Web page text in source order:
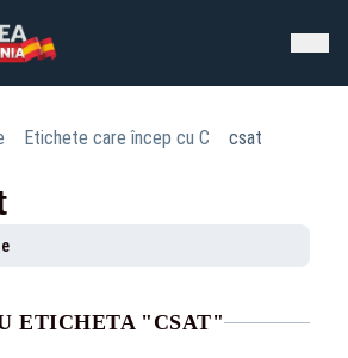
Etichete care încep cu C csat
ETICHETA "CSAT"